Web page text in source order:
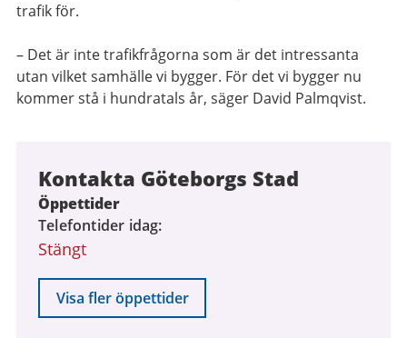
trafik för.
– Det är inte trafikfrågorna som är det intressanta
utan vilket samhälle vi bygger. För det vi bygger nu
kommer stå i hundratals år, säger David Palmqvist.
Kontakta Göteborgs Stad
Öppettider
Telefontider idag
Stängt
Visa fler öppettider